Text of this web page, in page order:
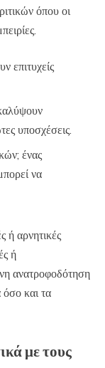
όπου οι
επιτυχείς
υποσχέσεις.
ένας
να
ή αρνητικές
ή
ανατροφοδότηση
και τα
με τους